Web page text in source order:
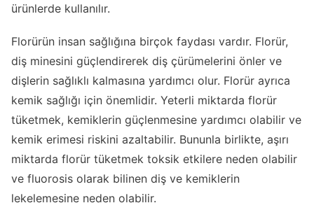
ürünlerde kullanılır.
Florürün insan sağlığına birçok faydası vardır. Florür,
diş minesini güçlendirerek diş çürümelerini önler ve
dişlerin sağlıklı kalmasına yardımcı olur. Florür ayrıca
kemik sağlığı için önemlidir. Yeterli miktarda florür
tüketmek, kemiklerin güçlenmesine yardımcı olabilir ve
kemik erimesi riskini azaltabilir. Bununla birlikte, aşırı
miktarda florür tüketmek toksik etkilere neden olabilir
ve fluorosis olarak bilinen diş ve kemiklerin
lekelemesine neden olabilir.